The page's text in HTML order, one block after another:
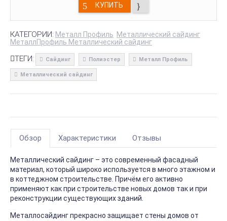
КУПИТЬ
КАТЕГОРИИ: Металл Профиль Металлический сайдинг
МеталлПрофиль Металлический сайдинг
ТЕГИ: Сайдинг Полиэстер Металл Профиль
Металлический сайдинг
Обзор Характеристики Отзывы
Металлический сайдинг – это современный фасадный
материал, который широко используется в много этажном и
в коттеджном строительстве. Причём его активно
применяют как при строительстве новых домов так и при
реконструкции существующих зданий.
Металлосайдинг прекрасно защищает стены домов от